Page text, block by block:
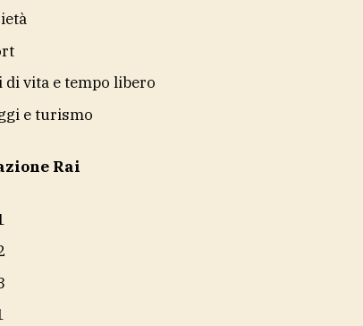
di vita e tempo libero
e turismo
Rai